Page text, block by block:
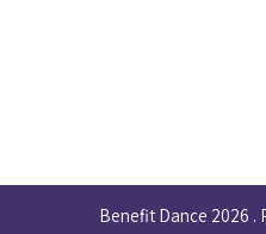
Benefit Dance 2026 .